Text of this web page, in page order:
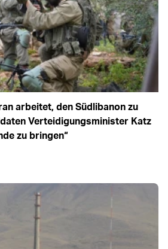
arbeitet, den Südlibanon zu
Verteidigungsminister Katz
zu bringen“